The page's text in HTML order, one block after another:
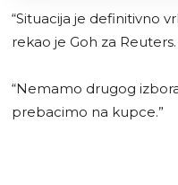
“Situacija je definitivno
rekao je Goh za Reuters.
“Nemamo drugog
prebacimo na kupce.”